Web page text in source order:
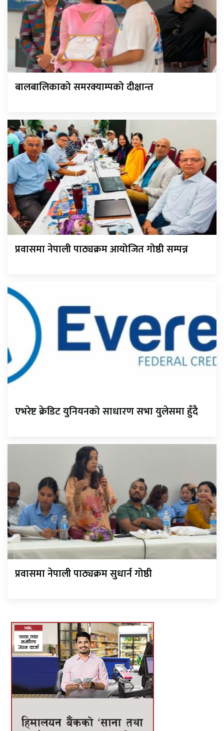
बालबालिकाको समरक्याम्पको दीक्षान्त
प्रवासमा नेपाली पाठ्यक्रम आयोजित गोष्ठी सम्पन्न
एभरेष्ट क्रेडिट युनियनको साधारण सभा युलेसमा हुँदै
प्रवासमा नेपाली पाठ्यक्रम सुधार्न गोष्ठी